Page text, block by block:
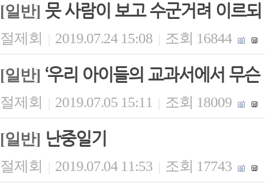
[일반] 뭇 사람이 보고 수군거려 이르
절제회 | 2019.07.24 15:08 | 조회 16844
[일반] ‘우리 아이들의 교과서에서 무
절제회 | 2019.07.05 15:11 | 조회 18009
[일반] 난중일기
절제회 | 2019.07.04 11:53 | 조회 17743